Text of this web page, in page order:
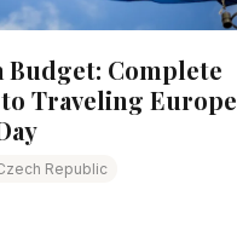
Budget: Complete
Traveling Europe
Republic